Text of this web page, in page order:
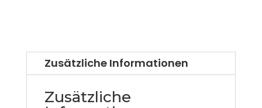
Zusätzliche Informationen
Zusätzliche